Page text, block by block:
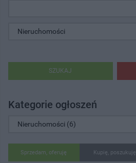
SZUKAJ
Kategorie ogłoszeń
Sprzedam, oferuję Kupię, poszukuję